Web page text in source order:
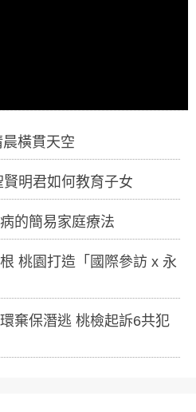
橫貫天空
明君如何教育子女
的簡易家庭療法
桃園打造「國際參訪 x 永
棄保潛逃 桃檢起訴6共犯